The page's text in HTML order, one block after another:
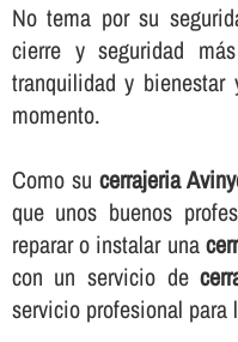
No tema por su
cierre y seguridad
tranquilidad y
momento.
Como su cerrajeria
que unos buenos
reparar o instalar una
con un servicio de
servicio profesional para